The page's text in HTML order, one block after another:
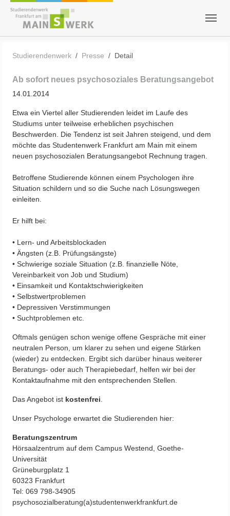
Zum Hauptinhalt springen
Skip to page footer
Studierendenwerk
Presse Detail
Ab sofort neues psychosoziales Beratungsangebot
14.01.2014
Etwa ein Viertel aller Studierenden leidet im Laufe des
Studiums unter teilweise erheblichen psychischen
Beschwerden. Die Tendenz ist seit Jahren steigend, und dem
möchte das Studentenwerk Frankfurt am Main mit einem
neuen psychosozialen Beratungsangebot Rechnung tragen.
Betroffene Studierende können einem Psychologen ihre
Situation schildern und so die Suche nach Lösungswegen
einleiten.
Er hilft bei:
• Lern- und Arbeitsblockaden
• Ängsten (z.B. Prüfungsängste)
• Schwierige soziale Situation (z.B. finanzielle Nöte,
Vereinbarkeit von Job und Studium)
• Einsamkeit und Kontaktschwierigkeiten
• Selbstwertproblemen
• Depressiven Verstimmungen
• Suchtproblemen etc.
Oftmals genügen schon wenige offene Gespräche mit einer
neutralen Person, um klarer zu sehen und eigene Stärken
(wieder) zu entdecken. Ergibt sich darüber hinaus weiterer
Beratungs- oder auch Therapiebedarf, helfen wir bei der
Kontaktaufnahme mit den entsprechenden Stellen.
Das Angebot ist kostenfrei
Unser Psychologe erwartet die Studierenden hier:
Beratungszentrum
Hörsaalzentrum auf dem Campus Westend, Goethe-
Universität
Grüneburgplatz 1
60323 Frankfurt
Tel: 069 798-34905
psychosozialberatung(a)studentenwerkfrankfurt.de